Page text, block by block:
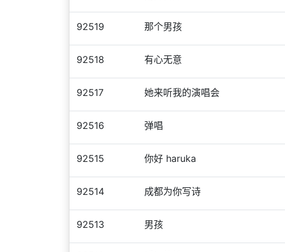
92519 那个男孩
92518 有心无意
92517 她来听我的演唱会
92516 弹唱
92515 你好 haruka
92514 成都为你写诗
92513 男孩